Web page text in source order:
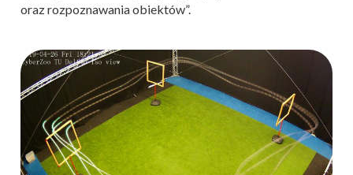
oraz rozpoznawania obiektów”.